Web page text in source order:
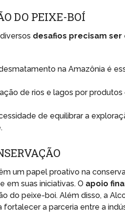
DO PEIXE-BOÍ
desafios precisam
na Amazônia é
de rios e lagos por produtos
de equilibrar a
um papel proativo na
suas iniciativas. O apoio
do peixe-boi. Além disso, a
fortalecer a parceria entre a